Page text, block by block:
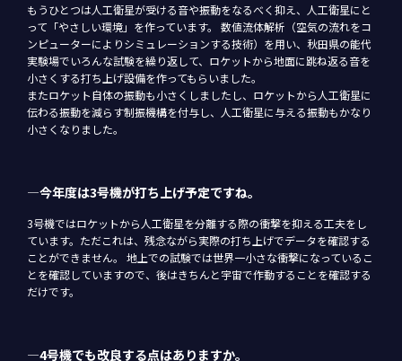
もうひとつは人工衛星が受ける音や振動をなるべく抑え、人工衛星にと
って「やさしい環境」を作っています。 数値流体解析（空気の流れをコ
ンピューターによりシミュレーションする技術）を用い、秋田県の能代
実験場でいろんな試験を繰り返して、ロケットから地面に跳ね返る音を
小さくする打ち上げ設備を作ってもらいました。
またロケット自体の振動も小さくしましたし、ロケットから人工衛星に
伝わる振動を減らす制振機構を付与し、人工衛星に与える振動もかなり
小さくなりました。
―今年度は3号機が打ち上げ予定ですね。
3号機ではロケットから人工衛星を分離する際の衝撃を抑える工夫をし
ています。ただこれは、残念ながら実際の打ち上げでデータを確認する
ことができません。 地上での試験では世界一小さな衝撃になっているこ
とを確認していますので、後はきちんと宇宙で作動することを確認する
だけです。
―4号機でも改良する点はありますか。